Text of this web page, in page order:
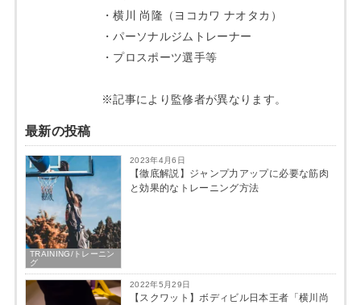
・横川 尚隆（ヨコカワ ナオタカ）
・パーソナルジムトレーナー
・プロスポーツ選手等
※記事により監修者が異なります。
最新の投稿
TRAINING/トレーニン
グ
2023年4月6日
【徹底解説】ジャンプ力アップに必要な筋肉
と効果的なトレーニング方法
2022年5月29日
【スクワット】ボディビル日本王者「横川尚